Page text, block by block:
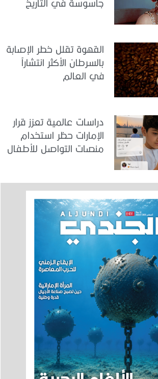
جاسوسة في التاريخ
القهوة تقلل خطر الإصابة
بالسرطان الأكثر انتشاراً
في العالم
دراسات عالمية تعزز قرار
الإمارات حظر استخدام
منصات التواصل للأطفال